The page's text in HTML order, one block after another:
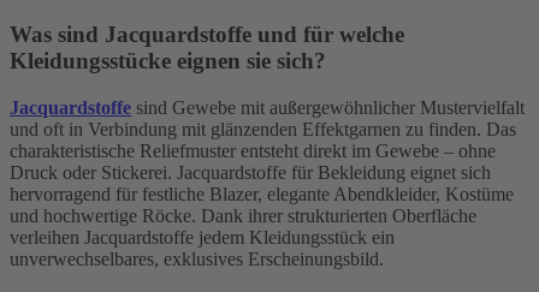
Was sind Jacquardstoffe und für welche
Kleidungsstücke eignen sie sich?
Jacquardstoffe sind Gewebe mit außergewöhnlicher Mustervielfalt
und oft in Verbindung mit glänzenden Effektgarnen zu finden. Das
charakteristische Reliefmuster entsteht direkt im Gewebe – ohne
Druck oder Stickerei. Jacquardstoffe für Bekleidung eignet sich
hervorragend für festliche Blazer, elegante Abendkleider, Kostüme
und hochwertige Röcke. Dank ihrer strukturierten Oberfläche
verleihen Jacquardstoffe jedem Kleidungsstück ein
unverwechselbares, exklusives Erscheinungsbild.